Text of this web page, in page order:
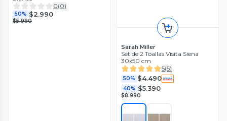
0(0)
50% $2.990
$5.990
Sarah Miller
Set de 2 Toallas Visita Siena
30x50 cm
5(5)
50% $4.490
40% $5.390
$8.990